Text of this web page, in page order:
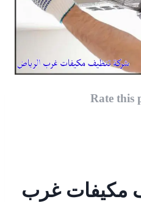
Rate this
مكيفات غرب